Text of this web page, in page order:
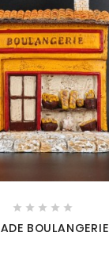
    
BOULANGERIE